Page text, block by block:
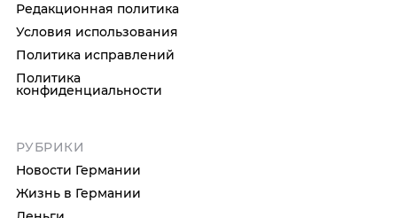
Редакционная политика
Условия использования
Политика исправлений
Политика
конфиденциальности
РУБРИКИ
Новости Германии
Жизнь в Германии